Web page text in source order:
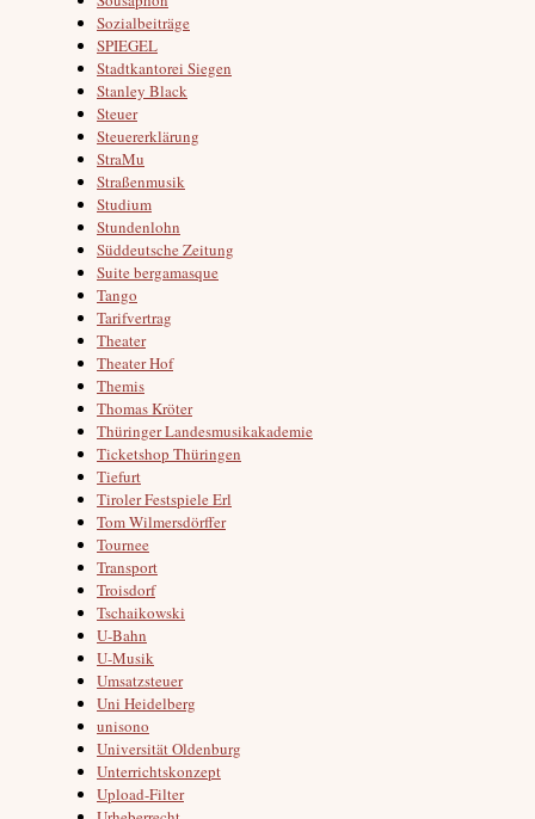
Sozialbeiträge
SPIEGEL
Stadtkantorei Siegen
Stanley Black
Steuer
Steuererklärung
StraMu
Straßenmusik
Studium
Stundenlohn
Süddeutsche Zeitung
Suite bergamasque
Tango
Tarifvertrag
Theater
Theater Hof
Themis
Thomas Kröter
Thüringer Landesmusikakademie
Ticketshop Thüringen
Tiefurt
Tiroler Festspiele Erl
Tom Wilmersdörffer
Tournee
Transport
Troisdorf
Tschaikowski
U-Bahn
U-Musik
Umsatzsteuer
Uni Heidelberg
unisono
Universität Oldenburg
Unterrichtskonzept
Upload-Filter